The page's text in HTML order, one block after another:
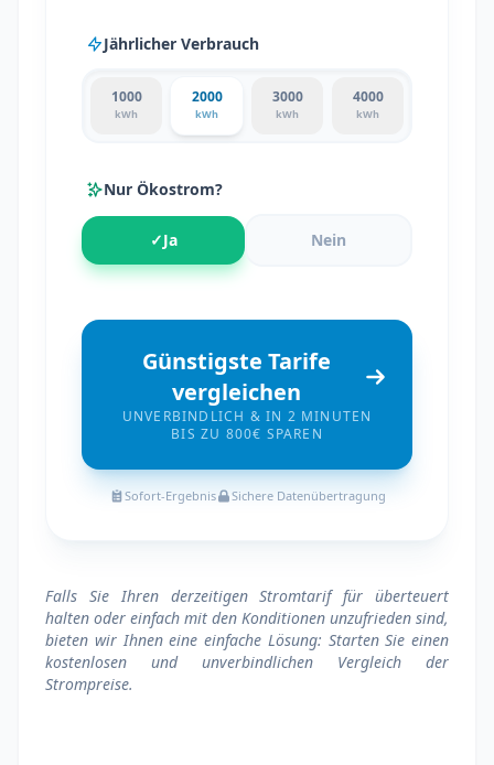
Jährlicher Verbrauch
1000
kWh
2000
kWh
3000
kWh
4000
kWh
Nur Ökostrom?
✓Ja Nein
Günstigste Tarife
vergleichen
UNVERBINDLICH & IN 2 MINUTEN
BIS ZU 800€ SPAREN
Sofort-Ergebnis Sichere Datenübertragung
Falls Sie Ihren derzeitigen Stromtarif für überteuert
halten oder einfach mit den Konditionen unzufrieden sind,
bieten wir Ihnen eine einfache Lösung: Starten Sie einen
kostenlosen und unverbindlichen Vergleich der
Strompreise.